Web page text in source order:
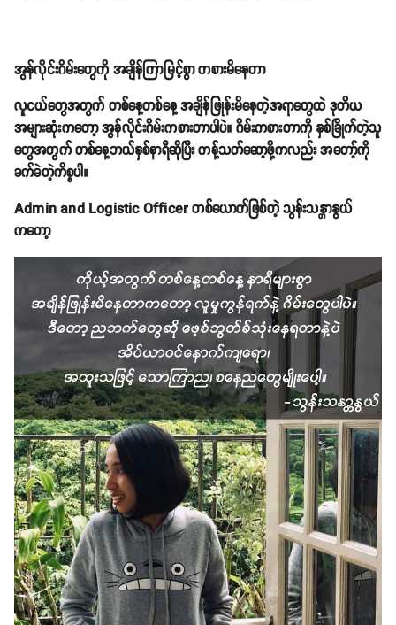
အွန်လိုင်းဂိမ်းတွေကို အချိန်ကြာမြင့်စွာ ကစားမိနေတာ
လူငယ်တွေအတွက် တစ်နေ့တစ်နေ့ အချိန်ဖြုန်းမိနေတဲ့အရာတွေထဲ ဒုတိယ
အများဆုံးကတော့ အွန်လိုင်းဂိမ်းကစားတာပါပဲ။ ဂိမ်းကစားတာကို နှစ်ခြိုက်တဲ့သူ
တွေအတွက် တစ်နေ့ဘယ်နှစ်နာရီဆိုပြီး ကန့်သတ်ဆော့ဖို့ကလည်း အတော့်ကို
ခက်ခဲတဲ့ကိစ္စပါ။
Admin and Logistic Officer တစ်ယောက်ဖြစ်တဲ့ သွန်းသန္တာနွယ်
ကတော့